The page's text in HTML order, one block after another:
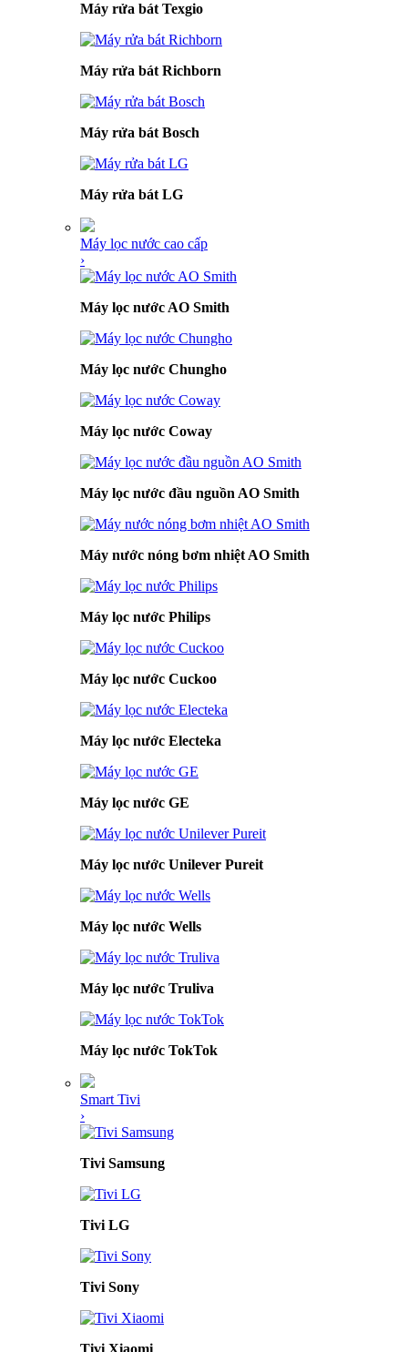
Máy rửa bát Texgio
Máy rửa bát Richborn
Máy rửa bát Bosch
Máy rửa bát LG
Máy lọc nước cao cấp
›
Máy lọc nước AO Smith
Máy lọc nước Chungho
Máy lọc nước Coway
Máy lọc nước đầu nguồn AO Smith
Máy nước nóng bơm nhiệt AO Smith
Máy lọc nước Philips
Máy lọc nước Cuckoo
Máy lọc nước Electeka
Máy lọc nước GE
Máy lọc nước Unilever Pureit
Máy lọc nước Wells
Máy lọc nước Truliva
Máy lọc nước TokTok
Smart Tivi
›
Tivi Samsung
Tivi LG
Tivi Sony
Tivi Xiaomi